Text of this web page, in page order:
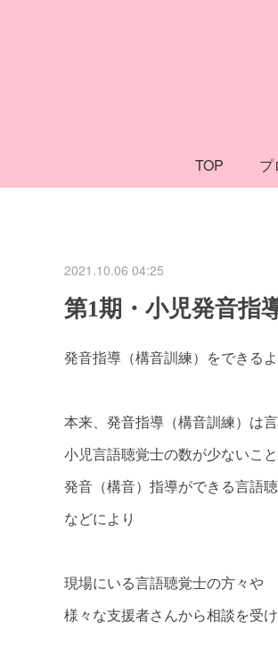
TOP プ
2021.10.06 04:25
第1期・小児発音指
発音指導（構音訓練）をできる
本来、発音指導（構音訓練）は
小児言語聴覚士の数が少ないこと
発音（構音）指導ができる言語
などにより
現場にいる言語聴覚士の方々や
様々な支援者さんから相談を受